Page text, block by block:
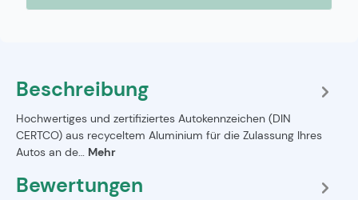
Beschreibung
Hochwertiges und zertifiziertes Autokennzeichen (DIN
CERTCO) aus recyceltem Aluminium für die Zulassung Ihres
Autos an de… Mehr
Bewertungen